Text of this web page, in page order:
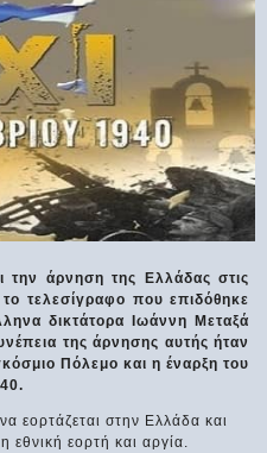
την άρνηση της Ελλάδας στις
το τελεσίγραφο που επιδόθηκε
δικτάτορα Ιωάννη Μεταξά
της άρνησης αυτής ήταν
Πόλεμο και η έναρξη του
εορτάζεται στην Ελλάδα και
εορτή και αργία.